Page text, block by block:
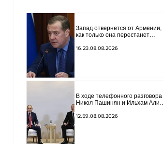
Запад отвернется от Армении,
как только она перестанет
как «инструмент против
16.23.08.08.2026
В ходе телефонного разговора
Никол Пашинян и Ильхам Алиев
достигнутый за прошедший год
12.59.08.08.2026